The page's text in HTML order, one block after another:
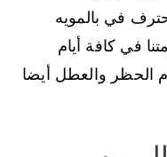
في بالمويه
في كافة أيام
الحظر والعطل أيضا